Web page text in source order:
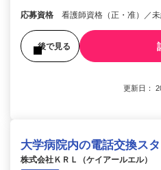
応募資格 看護師資格（正・准）／未
後で見る
更新日：
大学病院内の電話交換ス
株式会社ＫＲＬ（ケイアールエル）